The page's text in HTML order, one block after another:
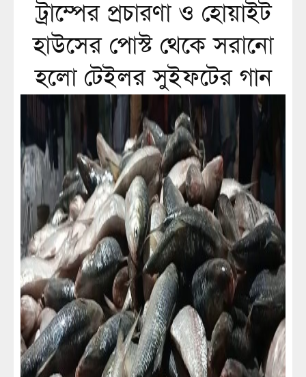
ট্রাম্পের প্রচারণা ও হোয়াইট
হাউসের পোস্ট থেকে সরানো
হলো টেইলর সুইফটের গান